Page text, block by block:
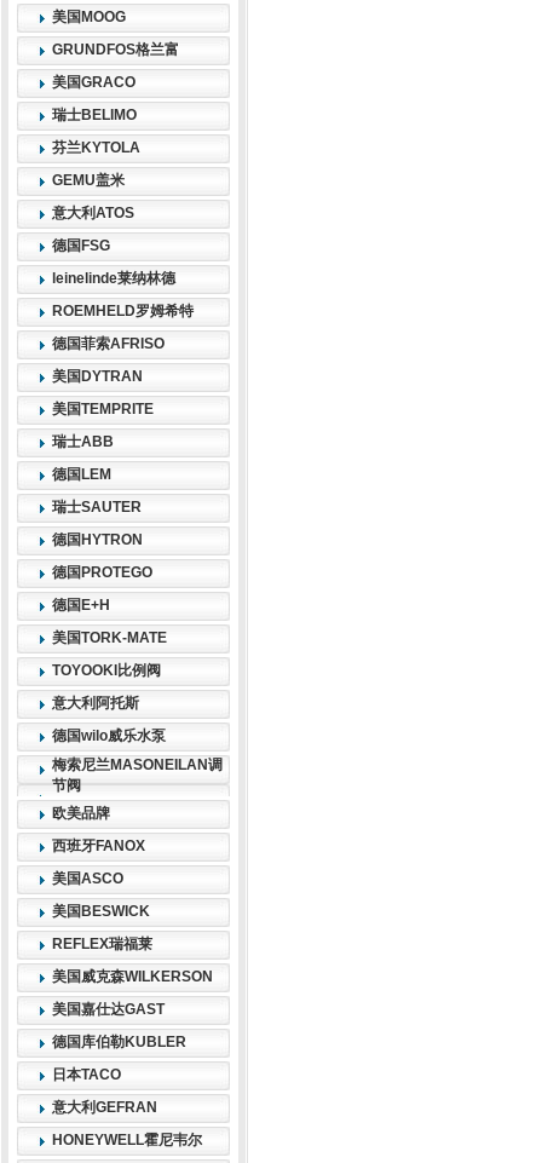
美国MOOG
GRUNDFOS格兰富
美国GRACO
瑞士BELIMO
芬兰KYTOLA
GEMU盖米
意大利ATOS
德国FSG
leinelinde莱纳林德
ROEMHELD罗姆希特
德国菲索AFRISO
美国DYTRAN
美国TEMPRITE
瑞士ABB
德国LEM
瑞士SAUTER
德国HYTRON
德国PROTEGO
德国E+H
美国TORK-MATE
TOYOOKI比例阀
意大利阿托斯
德国wilo威乐水泵
梅索尼兰MASONEILAN调
节阀
欧美品牌
西班牙FANOX
美国ASCO
美国BESWICK
REFLEX瑞福莱
美国威克森WILKERSON
美国嘉仕达GAST
德国库伯勒KUBLER
日本TACO
意大利GEFRAN
HONEYWELL霍尼韦尔